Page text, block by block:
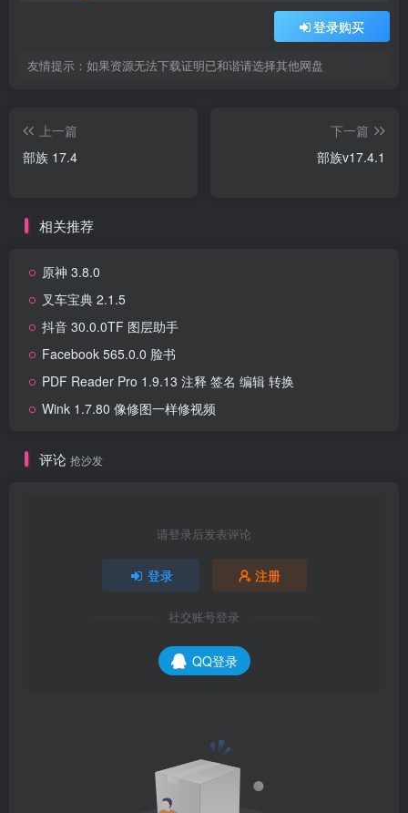
登录购买
友情提示：如果资源无法下载证明已和谐请选择其他网盘
上一篇
部族 17.4
下一篇
部族v17.4.1
相关推荐
原神 3.8.0
叉车宝典 2.1.5
抖音 30.0.0TF 图层助手
Facebook 565.0.0 脸书
PDF Reader Pro 1.9.13 注释 签名 编辑 转换
Wink 1.7.80 像修图一样修视频
评论 抢沙发
请登录后发表评论
登录 注册
社交账号登录
QQ登录